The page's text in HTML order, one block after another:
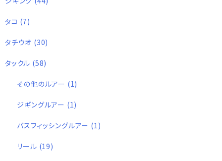
タコ (7)
タチウオ (30)
タックル (58)
その他のルアー (1)
ジギングルアー (1)
バスフィッシングルアー (1)
リール (19)